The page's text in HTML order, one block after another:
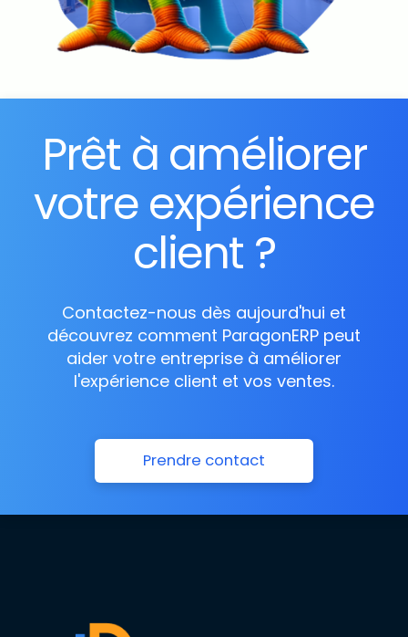
Prêt à améliorer
votre expérience
client ?
Contactez-nous dès aujourd'hui et
découvrez comment ParagonERP peut
aider votre entreprise à améliorer
l'expérience client et vos ventes.
Prendre contact